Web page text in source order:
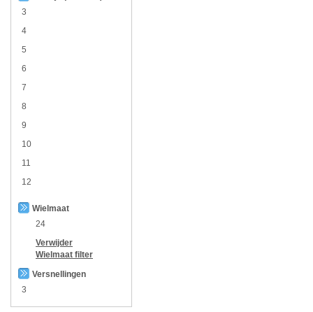
3
4
5
6
7
8
9
10
11
12
Wielmaat
24
Verwijder
Wielmaat filter
Versnellingen
3